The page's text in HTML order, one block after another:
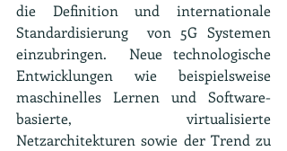
die Definition und internationale
Standardisierung  von 5G Systemen
einzubringen.  Neue technologische
Entwicklungen wie beispielsweise
maschinelles Lernen und Software-
basierte, virtualisierte
Netzarchitekturen sowie der Trend zu